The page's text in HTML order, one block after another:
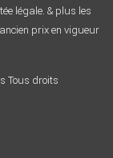
légale. & plus les
prix en vigueur
Tous droits